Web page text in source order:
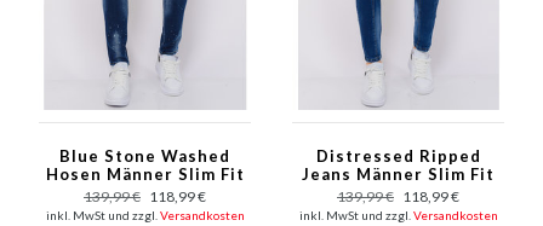
Blue Stone Washed
Hosen Männer Slim Fit
-1076
139,99 € 118,99 €
inkl. MwSt und zzgl. Versandkosten
Distressed Ripped
Jeans Männer Slim Fit
- 1082 - Blau
139,99 € 118,99 €
inkl. MwSt und zzgl. Versandkosten